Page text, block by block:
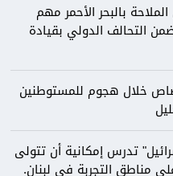
بالبحر الأحمر مهم
التحالف الدولي بقيادة
بالرصاص خلال هجوم للمستوطنين
"إسرائيل" تدرس إمكانية أن تتولى
مناطق التجربة في لبنان.